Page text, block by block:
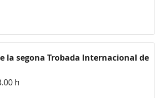
la segona Trobada Internacional de
h